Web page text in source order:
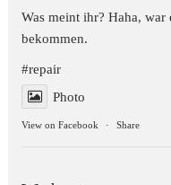
Was meint ihr? Haha,
bekommen.
#repair
Photo
View on Facebook · Share